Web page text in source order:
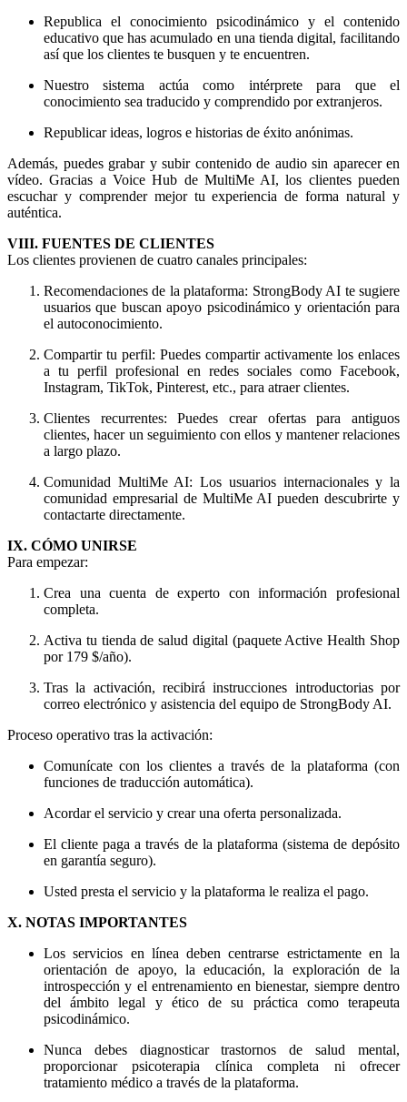
Republica el conocimiento psicodinámico y el contenido
educativo que has acumulado en una tienda digital, facilitando
así que los clientes te busquen y te encuentren.
Nuestro sistema actúa como intérprete para que el
conocimiento sea traducido y comprendido por extranjeros.
Republicar ideas, logros e historias de éxito anónimas.
Además, puedes grabar y subir contenido de audio sin aparecer en
vídeo. Gracias a Voice Hub de MultiMe AI, los clientes pueden
escuchar y comprender mejor tu experiencia de forma natural y
auténtica.
VIII. FUENTES DE CLIENTES
Los clientes provienen de cuatro canales principales:
Recomendaciones de la plataforma: StrongBody AI te sugiere
usuarios que buscan apoyo psicodinámico y orientación para
el autoconocimiento.
Compartir tu perfil: Puedes compartir activamente los enlaces
a tu perfil profesional en redes sociales como Facebook,
Instagram, TikTok, Pinterest, etc., para atraer clientes.
Clientes recurrentes: Puedes crear ofertas para antiguos
clientes, hacer un seguimiento con ellos y mantener relaciones
a largo plazo.
Comunidad MultiMe AI: Los usuarios internacionales y la
comunidad empresarial de MultiMe AI pueden descubrirte y
contactarte directamente.
IX. CÓMO UNIRSE
Para empezar:
Crea una cuenta de experto con información profesional
completa.
Activa tu tienda de salud digital (paquete Active Health Shop
por 179 $/año).
Tras la activación, recibirá instrucciones introductorias por
correo electrónico y asistencia del equipo de StrongBody AI.
Proceso operativo tras la activación:
Comunícate con los clientes a través de la plataforma (con
funciones de traducción automática).
Acordar el servicio y crear una oferta personalizada.
El cliente paga a través de la plataforma (sistema de depósito
en garantía seguro).
Usted presta el servicio y la plataforma le realiza el pago.
X. NOTAS IMPORTANTES
Los servicios en línea deben centrarse estrictamente en la
orientación de apoyo, la educación, la exploración de la
introspección y el entrenamiento en bienestar, siempre dentro
del ámbito legal y ético de su práctica como terapeuta
psicodinámico.
Nunca debes diagnosticar trastornos de salud mental,
proporcionar psicoterapia clínica completa ni ofrecer
tratamiento médico a través de la plataforma.